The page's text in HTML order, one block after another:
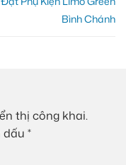
Bình Chánh
thị công khai.
dấu *